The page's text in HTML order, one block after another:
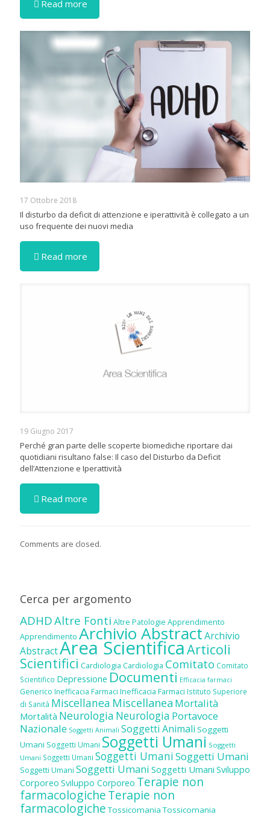
Read more
17 Ottobre 2018
Il disturbo da deficit di attenzione e iperattività è collegato a un
uso frequente dei nuovi media
Read more
19 Giugno 2017
Perché gran parte delle scoperte biomediche riportare dai
quotidiani risultano false: Il caso del Disturbo da Deficit
dell’Attenzione e Iperattività
Read more
Comments are closed.
Cerca per argomento
ADHDAltre Fonti Altre Patologie Apprendimento
Apprendimento Archivio AbstractArchivio
AbstractArea ScientificaArticoli
Scientifici Cardiologia Cardiologia Comitato Comitato
Scientifico Depressione Documenti Efficacia farmaci
Generico Inefficacia Farmaci Inefficacia Farmaci Istituto Superiore
di Sanità Miscellanea Miscellanea Mortalità
Mortalità Neurologia Neurologia Portavoce
Nazionale Soggetti Animali Soggetti Animali Soggetti
Umani Soggetti Umani Soggetti Umani Soggetti
Umani Soggetti Umani Soggetti UmaniSoggetti Umani
Soggetti Umani Soggetti Umani Soggetti Umani Sviluppo
Corporeo Sviluppo Corporeo Terapie non
farmacologicheTerapie non
farmacologiche Tossicomania Tossicomania